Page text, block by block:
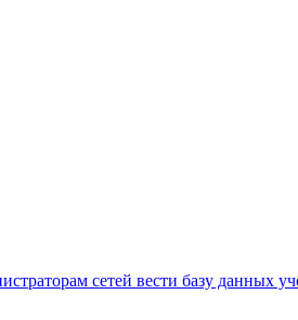
сетей вести базу данных